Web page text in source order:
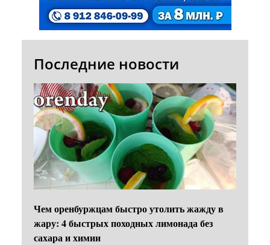
Последние новости
Чем оренбуржцам быстро утолить жажду в
жару: 4 быстрых походных лимонада без
сахара и химии